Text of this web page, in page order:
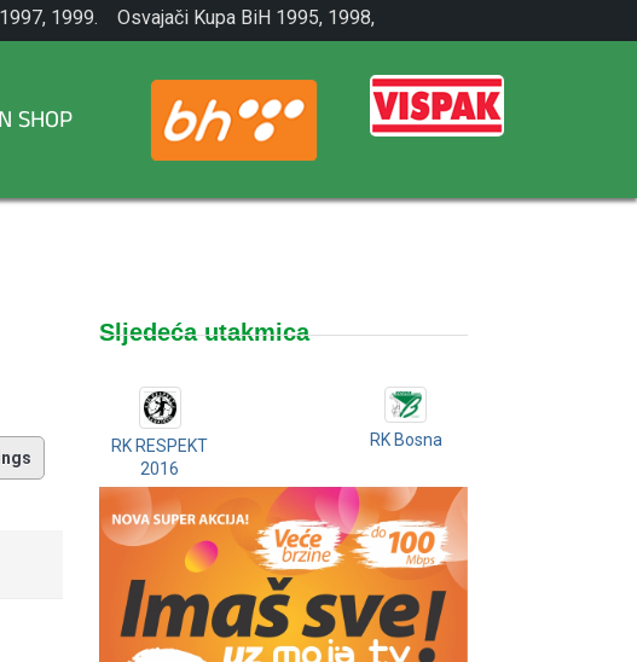
1999.
Osvajači Kupa BiH 1995, 1998,
2001.
SHOP
Sljedeća utakmica
RK RESPEKT
2016
RK Bosna